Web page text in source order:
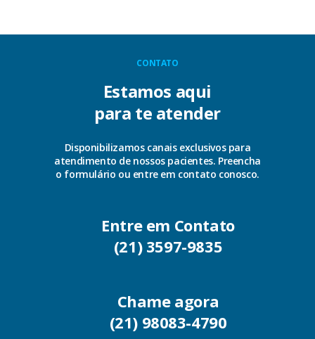
CONTATO
Estamos aqui
para te atender
Disponibilizamos canais exclusivos para
atendimento de nossos pacientes. Preencha
o formulário ou entre em contato conosco.
Entre em Contato
(21) 3597-9835
Chame agora
(21) 98083-4790